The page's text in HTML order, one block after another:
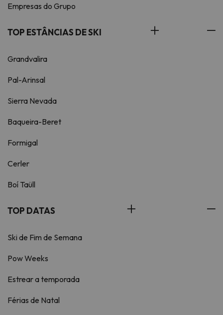
Empresas do Grupo
TOP ESTÂNCIAS DE SKI
Grandvalira
Pal-Arinsal
Sierra Nevada
Baqueira-Beret
Formigal
Cerler
Boí Taüll
TOP DATAS
Ski de Fim de Semana
Pow Weeks
Estrear a temporada
Férias de Natal